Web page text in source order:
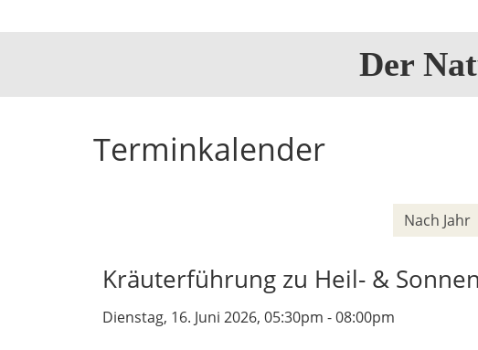
Der
Terminkalender
Nach Jahr
Kräuterführung zu Heil- &
Dienstag, 16. Juni 2026, 05:30pm - 08:00pm